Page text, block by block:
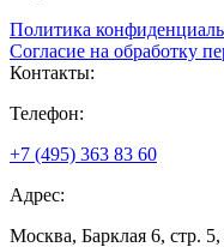
Политика
Согласие на обработку
Контакты:
Телефон:
+7 (495) 363 83 60
Адрес:
Москва, Барклая 6, стр.